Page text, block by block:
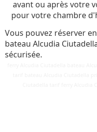
avant ou après votre
pour votre chambre
Vous pouvez réserver
bateau Alcudia
sécurisée.